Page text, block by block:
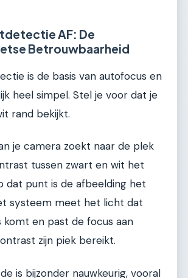
AF: De
Betrouwbaarheid
is de basis van autofocus en
heel simpel. Stel je voor dat je
rand bekijkt.
je camera zoekt naar de plek
tussen zwart en wit het
dat punt is de afbeelding het
systeem meet het licht dat
komt en past de focus aan
zijn piek bereikt.
is bijzonder nauwkeurig, vooral